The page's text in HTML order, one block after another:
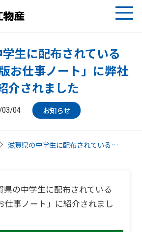
生に配布されている
お仕事ノート」に弊社
介されました
03/04 お知らせ
滋賀県の中学生に配布されている…
県の中学生に配布されている
仕事ノート」に紹介されまし